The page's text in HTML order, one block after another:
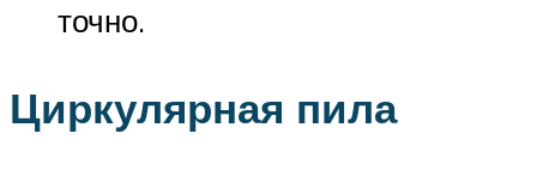
точно.
Циркулярная пила